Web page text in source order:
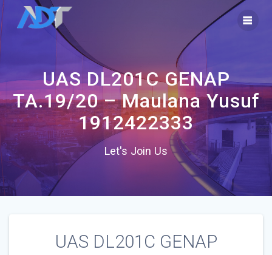
UAS DL201C GENAP
TA.19/20 – Maulana Yusuf
1912422333
Let's Join Us
UAS DL201C GENAP